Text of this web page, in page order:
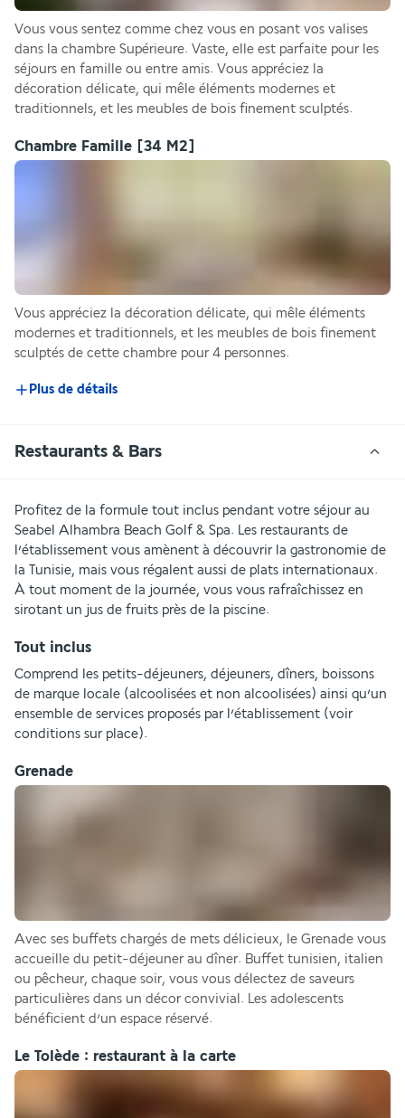
Vous vous sentez comme chez vous en posant vos valises
dans la chambre Supérieure. Vaste, elle est parfaite pour les
séjours en famille ou entre amis. Vous appréciez la
décoration délicate, qui mêle éléments modernes et
traditionnels, et les meubles de bois finement sculptés.
Chambre Famille [34 M2]
Vous appréciez la décoration délicate, qui mêle éléments
modernes et traditionnels, et les meubles de bois finement
sculptés de cette chambre pour 4 personnes.
Plus de détails
Restaurants & Bars
Profitez de la formule tout inclus pendant votre séjour au
Seabel Alhambra Beach Golf & Spa. Les restaurants de
l’établissement vous amènent à découvrir la gastronomie de
la Tunisie, mais vous régalent aussi de plats internationaux.
À tout moment de la journée, vous vous rafraîchissez en
sirotant un jus de fruits près de la piscine.
Tout inclus
Comprend les petits-déjeuners, déjeuners, dîners, boissons
de marque locale (alcoolisées et non alcoolisées) ainsi qu’un
ensemble de services proposés par l’établissement (voir
conditions sur place).
Grenade
Avec ses buffets chargés de mets délicieux, le Grenade vous
accueille du petit-déjeuner au dîner. Buffet tunisien, italien
ou pêcheur, chaque soir, vous vous délectez de saveurs
particulières dans un décor convivial. Les adolescents
bénéficient d’un espace réservé.
Le Tolède : restaurant à la carte